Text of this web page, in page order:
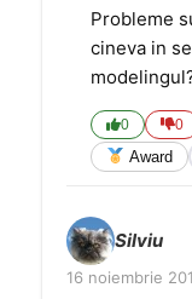
Probleme
cineva in
0 0
Award
Silviu
16 noiembrie